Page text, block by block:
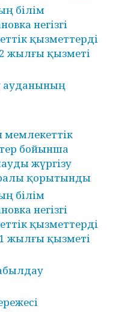
білім
негізгі
қызметтерді
жылғы қызметі
ауданының
мемлекеттік
бойынша
жүргізу
қорытынды
білім
негізгі
қызметтерді
жылғы қызметі